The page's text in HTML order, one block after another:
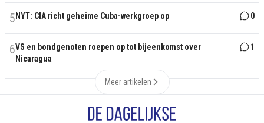
5 NYT: CIA richt geheime Cuba-werkgroep op 0
6VS en bondgenoten roepen op tot bijeenkomst over
Nicaragua
1
Meer artikelen